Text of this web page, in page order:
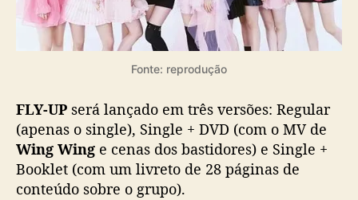
Fonte: reprodução
FLY-UP será lançado em três versões: Regular
(apenas o single), Single + DVD (com o MV de
Wing Wing e cenas dos bastidores) e Single +
Booklet (com um livreto de 28 páginas de
conteúdo sobre o grupo).